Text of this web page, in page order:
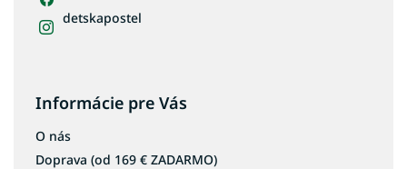
detskapostel
Informácie pre Vás
O nás
Doprava (od 169 € ZADARMO)